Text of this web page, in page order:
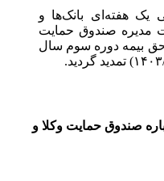
یک هفته‌ای بانک‌ها و
مدیره صندوق حمایت
بیمه دوره سوم سال
صندوق حمایت وکلا و